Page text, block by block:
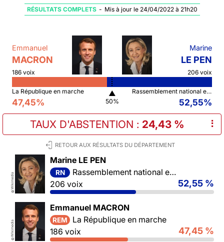
RÉSULTATS COMPLETS - Mis à jour le 24/04/2022 à 21h20
Emmanuel
MACRON
186 voix
Marine
LE PEN
206 voix
La République en marche
47,45%
▲
50%
Rassemblement national et ses alliés
52,55%
TAUX D'ABSTENTION : 24,43 % ⠇
RETOUR AUX RÉSULTATS DU DÉPARTEMENT
©
Wikimedia
Marine LE PEN
RN
Rassemblement national et ses alliés
206 voix
52,55 %
©
Wikimedia
Emmanuel MACRON
REM
La République en marche
186 voix
47,45 %